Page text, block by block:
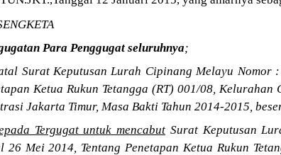
Para Penggugat seluruhnya;
Surat Keputusan Lurah Cipinang Melayu Nomor
Ketua Rukun Tetangga (RT) 001/08,
Jakarta Timur, Masa Bakti Tahun 2014-2015,
Tergugat untuk mencabut Surat Keputusan
26 Mei 2014, Tentang Penetapan Ketua Rukun